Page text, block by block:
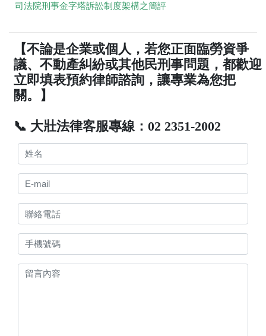
司法院刑事金字塔訴訟制度架構之簡評
【不論是企業或個人，若您正面臨勞資爭
議、不動產糾紛或其他民刑事問題，都歡迎
立即填表預約律師諮詢，讓專業為您把
關。】
📞 大壯法律客服專線：02 2351-2002